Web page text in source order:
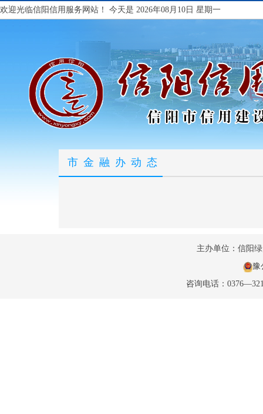
欢迎光临信阳信用服务网站！ 今天是 2026年08月10日 星期一
市金融办动态
主办单位：信阳
豫
咨询电话：